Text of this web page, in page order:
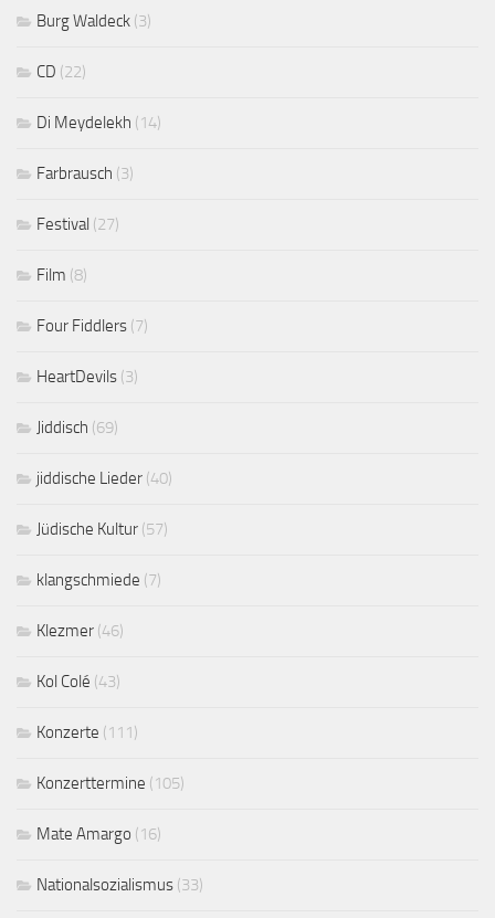
Burg Waldeck (3)
CD (22)
Di Meydelekh (14)
Farbrausch (3)
Festival (27)
Film (8)
Four Fiddlers (7)
HeartDevils (3)
Jiddisch (69)
jiddische Lieder (40)
Jüdische Kultur (57)
klangschmiede (7)
Klezmer (46)
Kol Colé (43)
Konzerte (111)
Konzerttermine (105)
Mate Amargo (16)
Nationalsozialismus (33)